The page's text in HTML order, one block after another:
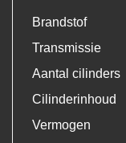
Brandstof
Transmissie
Aantal cilinders
Cilinderinhoud
Vermogen